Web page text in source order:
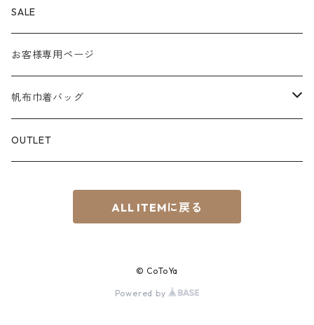
S
８号帆布
パラフィン帆布
Color
白系
赤系
PEN CASE
KEY CHAIN
スマホショルダー
サコッシュ
SALE
お客様専用ページ
帆布巾着バッグ
Material
OUTLET
ALL ITEMに戻る
© CoToYa
Powered by